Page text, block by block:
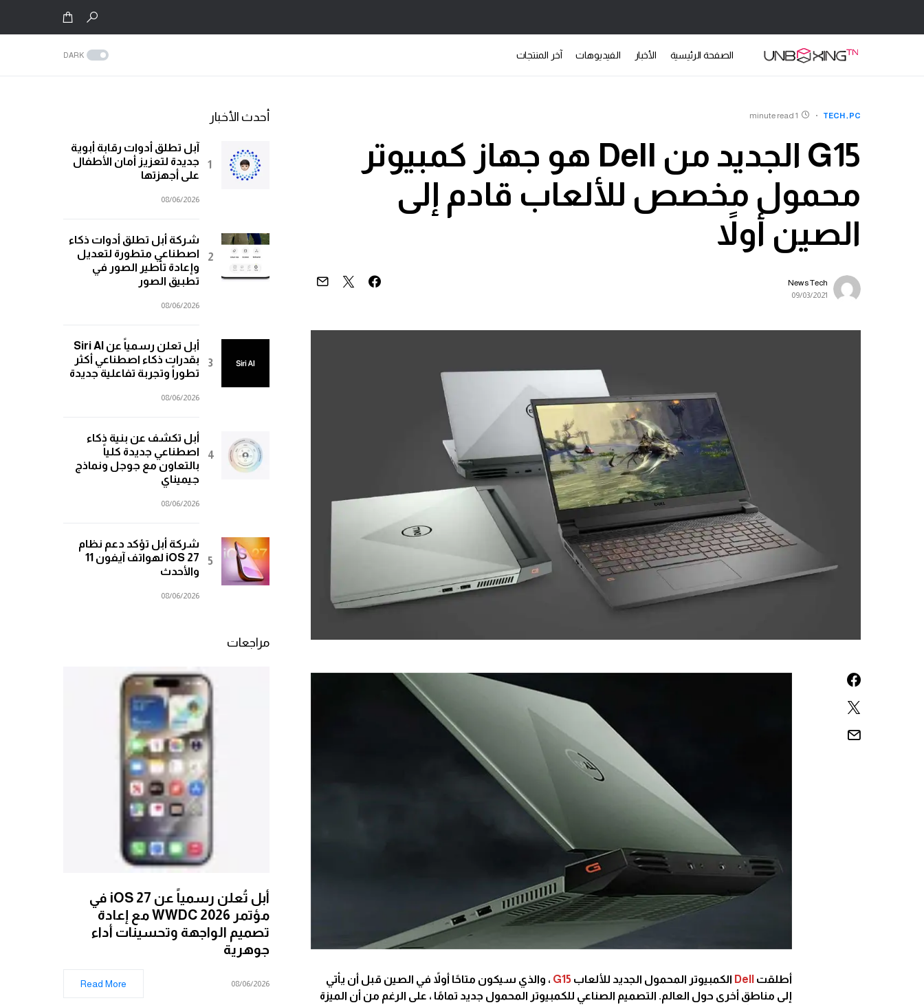
الصفحة الرئيسية الأخبار الفيديوهات آخر المنتجات DARK
PC
TECH
1 minute read
G15 الجديد من Dell هو جهاز كمبيوتر
محمول مخصص للألعاب قادم إلى
الصين أولاً
News Tech
09/03/2021
أطلقت Dell الكمبيوتر المحمول الجديد للألعاب G15 ، والذي سيكون متاحًا أولاً في الصين قبل أن يأتي
إلى مناطق أخرى حول العالم. التصميم الصناعي للكمبيوتر المحمول جديد تمامًا ، على الرغم من أن الميزة
أحدث الأخبار
آبل تطلق أدوات رقابة أبوية
جديدة لتعزيز أمان الأطفال
على أجهزتها
08/06/2026
شركة أبل تطلق أدوات ذكاء
اصطناعي متطورة لتعديل
وإعادة تأطير الصور في
تطبيق الصور
08/06/2026
أبل تعلن رسمياً عن Siri AI
بقدرات ذكاء اصطناعي أكثر
تطوراً وتجربة تفاعلية جديدة
08/06/2026
أبل تكشف عن بنية ذكاء
اصطناعي جديدة كلياً
بالتعاون مع جوجل ونماذج
جيميناي
08/06/2026
شركة أبل تؤكد دعم نظام
iOS 27 لهواتف آيفون 11
والأحدث
08/06/2026
مراجعات
أبل تُعلن رسمياً عن iOS 27 في
مؤتمر WWDC 2026 مع إعادة
تصميم الواجهة وتحسينات أداء
جوهرية
08/06/2026
Read More